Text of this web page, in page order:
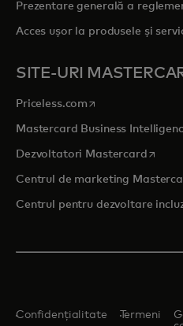
Prezentare generală a
Acces ușor la produsele și
SITE-URI
Priceless.com opens in a new tab
Mastercard Business
Dezvoltatori Mastercardopens
Centrul de marketing
Centrul pentru dezvoltare
Confidențialitate Termeni